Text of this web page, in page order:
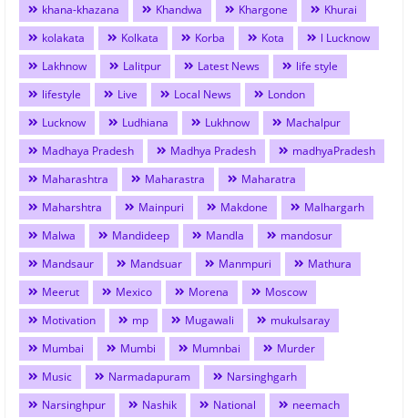
khana-khazana
Khandwa Khargone
Khurai
kolakata
Kolkata Korba Kota
l Lucknow
Lakhnow
Lalitpur Latest News
life style
lifestyle
Live Local News
London
Lucknow
Ludhiana Lukhnow
Machalpur
Madhaya Pradesh
Madhya Pradesh
madhyaPradesh
Maharashtra
Maharastra
Maharatra
Maharshtra
Mainpuri Makdone
Malhargarh
Malwa
Mandideep Mandla
mandosur
Mandsaur
Mandsuar Manmpuri
Mathura
Meerut
Mexico Morena
Moscow
Motivation
mp Mugawali
mukulsaray
Mumbai
Mumbi Mumnbai
Murder
Music
Narmadapuram
Narsinghgarh
Narsinghpur
Nashik National
neemach